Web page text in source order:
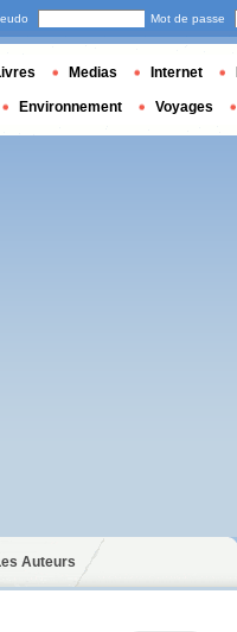
Auteurs
Mot de passe
Medias Internet
Environnement Voyages